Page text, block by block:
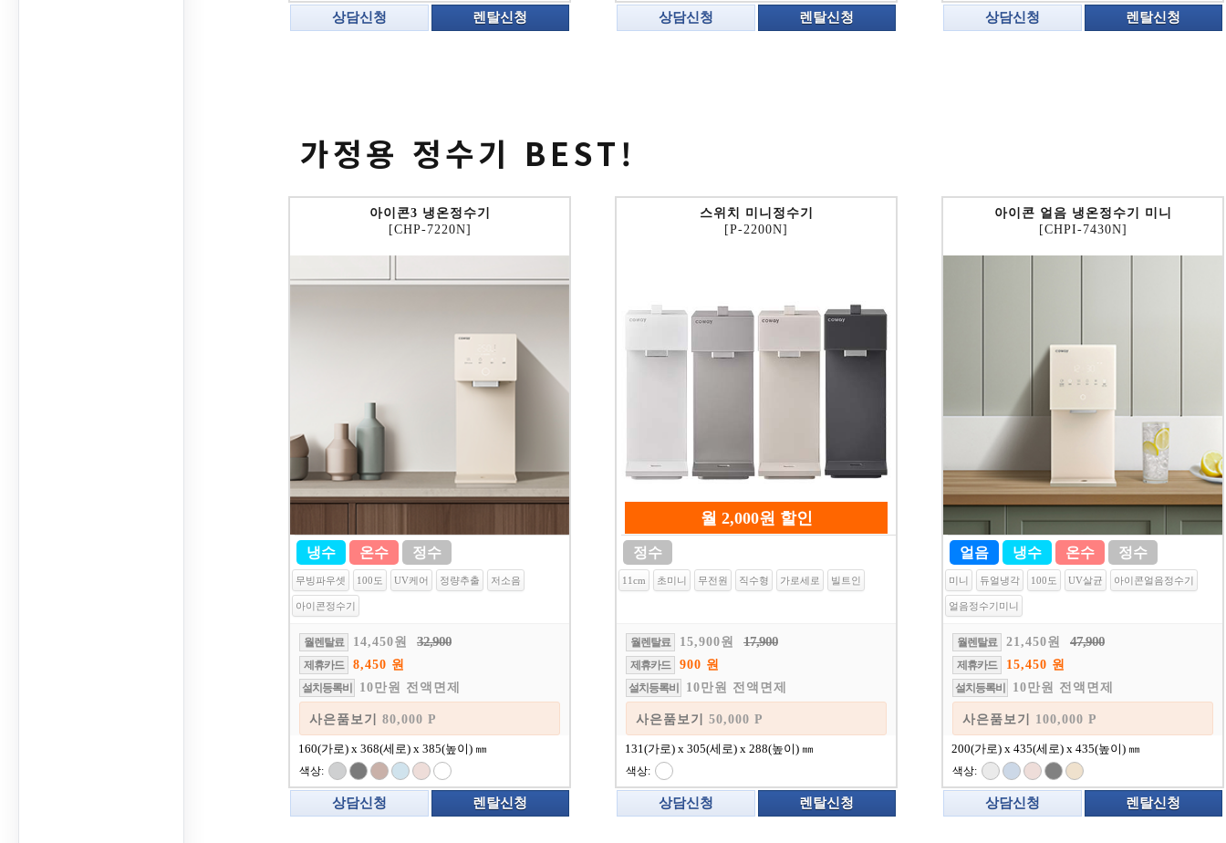
상담신청 렌탈신청 상담신청 렌탈신청 상담신청 렌탈신청
가정용 정수기 BEST!
아이콘3 냉온정수기
[CHP-7220N]
냉수 온수 정수
무빙파우셋 100도 UV케어 정량추출 저소음
아이콘정수기
월렌탈료 14,450원 32,900
제휴카드 8,450 원
설치등록비 10만원 전액면제
사은품보기
160(가로) x 368(세로) x 385(높이) ㎜
색상:
상담신청 렌탈신청
스위치 미니정수기
[P-2200N]
월 2,000원 할인
정수
11cm 초미니 무전원 직수형 가로세로 빌트인
월렌탈료 15,900원 17,900
제휴카드 900 원
설치등록비 10만원 전액면제
사은품보기
131(가로) x 305(세로) x 288(높이) ㎜
색상:
상담신청 렌탈신청
아이콘 얼음 냉온정수기 미니
[CHPI-7430N]
얼음 냉수 온수 정수
미니 듀얼냉각 100도 UV살균 아이콘얼음정수기
얼음정수기미니
월렌탈료 21,450원 47,900
제휴카드 15,450 원
설치등록비 10만원 전액면제
사은품보기 100,000 P
200(가로) x 435(세로) x 435(높이) ㎜
색상:
상담신청 렌탈신청